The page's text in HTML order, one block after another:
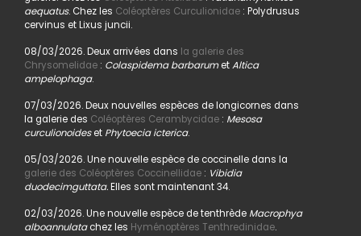
aequatus. Chez les Coléoptères Curculionidae: Polydrusus
cervinus et Lixus juncii.
08/03/2026. Deux arrivées dans la galerie des
Chrysomelidae: Colaspidema barbarumetAltica
ampelophaga.
07/03/2026. Deux nouvelles espèces de longicornes dans
la galerie des Coléoptères Cerambycidae: Mesosa
curculionoideset Phytoecia icterica.
05/03/2026. Une nouvelle espèce de coccinelle dans la
galerie des Coléoptères Coccinellidae: Vibidia
duodecimguttata.Elles sont maintenant 34.
02/03/2026. Une nouvelle espèce de tenthrède Macrophya
alboannulatachez les Hyménoptères Tenthredinidae.